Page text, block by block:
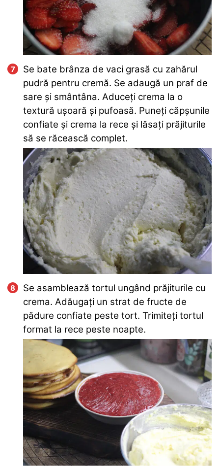
Se bate brânza de vaci grasă cu zahărul
pudră pentru cremă. Se adaugă un praf de
sare și smântâna. Aduceți crema la o
textură ușoară și pufoasă. Puneți căpșunile
confiate și crema la rece și lăsați prăjiturile
să se răcească complet.
Se asamblează tortul ungând prăjiturile cu
crema. Adăugați un strat de fructe de
pădure confiate peste tort. Trimiteți tortul
format la rece peste noapte.